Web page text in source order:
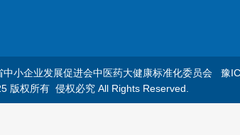
小企业发展促进会中医药大健康标准化委员会 豫
版权所有 侵权必究 All Rights Reserved.